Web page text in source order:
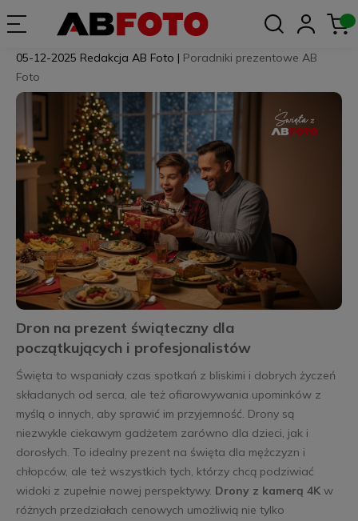
Dron na prezent świąteczny dla
początkujących i profesjonalistów
05-12-2025 Redakcja AB Foto | Poradniki prezentowe AB
Foto
Święta to wspaniały czas spotkań z bliskimi i dobrych życzeń
składanych od serca, ale też ofiarowywania upominków z
myślą o innych, aby sprawić im przyjemność. Drony są
niezwykle ciekawym gadżetem zarówno dla dzieci, jak i
dorosłych. To idealny prezent na święta dla mężczyzn i
chłopców, ale też wszystkich tych, którzy chcą podziwiać
widoki z zupełnie nowej perspektywy. Drony z kamerą 4Kw
różnych przedziałach cenowych umożliwią nie tylko